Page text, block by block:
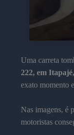
Uma carreta
222, em
exato momento
Nas imagens, é
motoristas